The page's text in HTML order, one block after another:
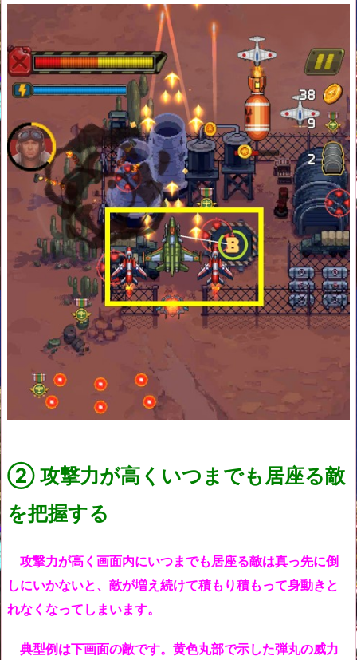
② 攻撃力が高く いつまでも 居座る敵
を把握する
攻撃力が高く画面内にいつまでも居座る敵は真っ先に倒
しにいかないと、敵が増え続けて積もり積もって身動きと
れなくなってしまいます。
典型例は下画面の敵です。黄色丸部で示した弾丸の威力